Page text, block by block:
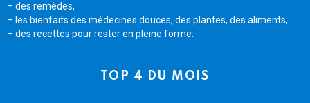
– des remèdes,
– les bienfaits des médecines douces, des plantes, des aliments,
– des recettes pour rester en pleine forme.
TOP 4 DU MOIS